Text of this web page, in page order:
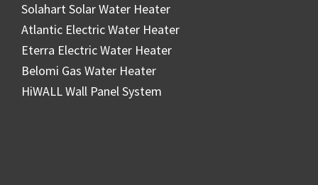
Solahart Solar Water Heater
Atlantic Electric Water Heater
Eterra Electric Water Heater
Belomi Gas Water Heater
HiWALL Wall Panel System